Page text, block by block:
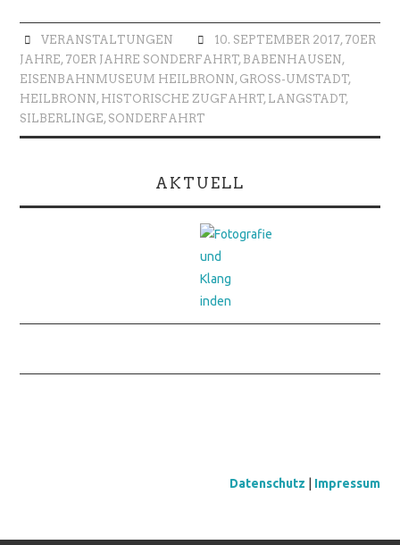
VERANSTALTUNGEN 10. SEPTEMBER 2017, 70ER
JAHRE, 70ER JAHRE SONDERFAHRT, BABENHAUSEN,
EISENBAHNMUSEUM HEILBRONN, GROSS-UMSTADT
,
HEILBRONN, HISTORISCHE ZUGFAHRT, LANGSTADT,
SILBERLINGE, SONDERFAHRT
AKTUELL
Datenschutz Impressum